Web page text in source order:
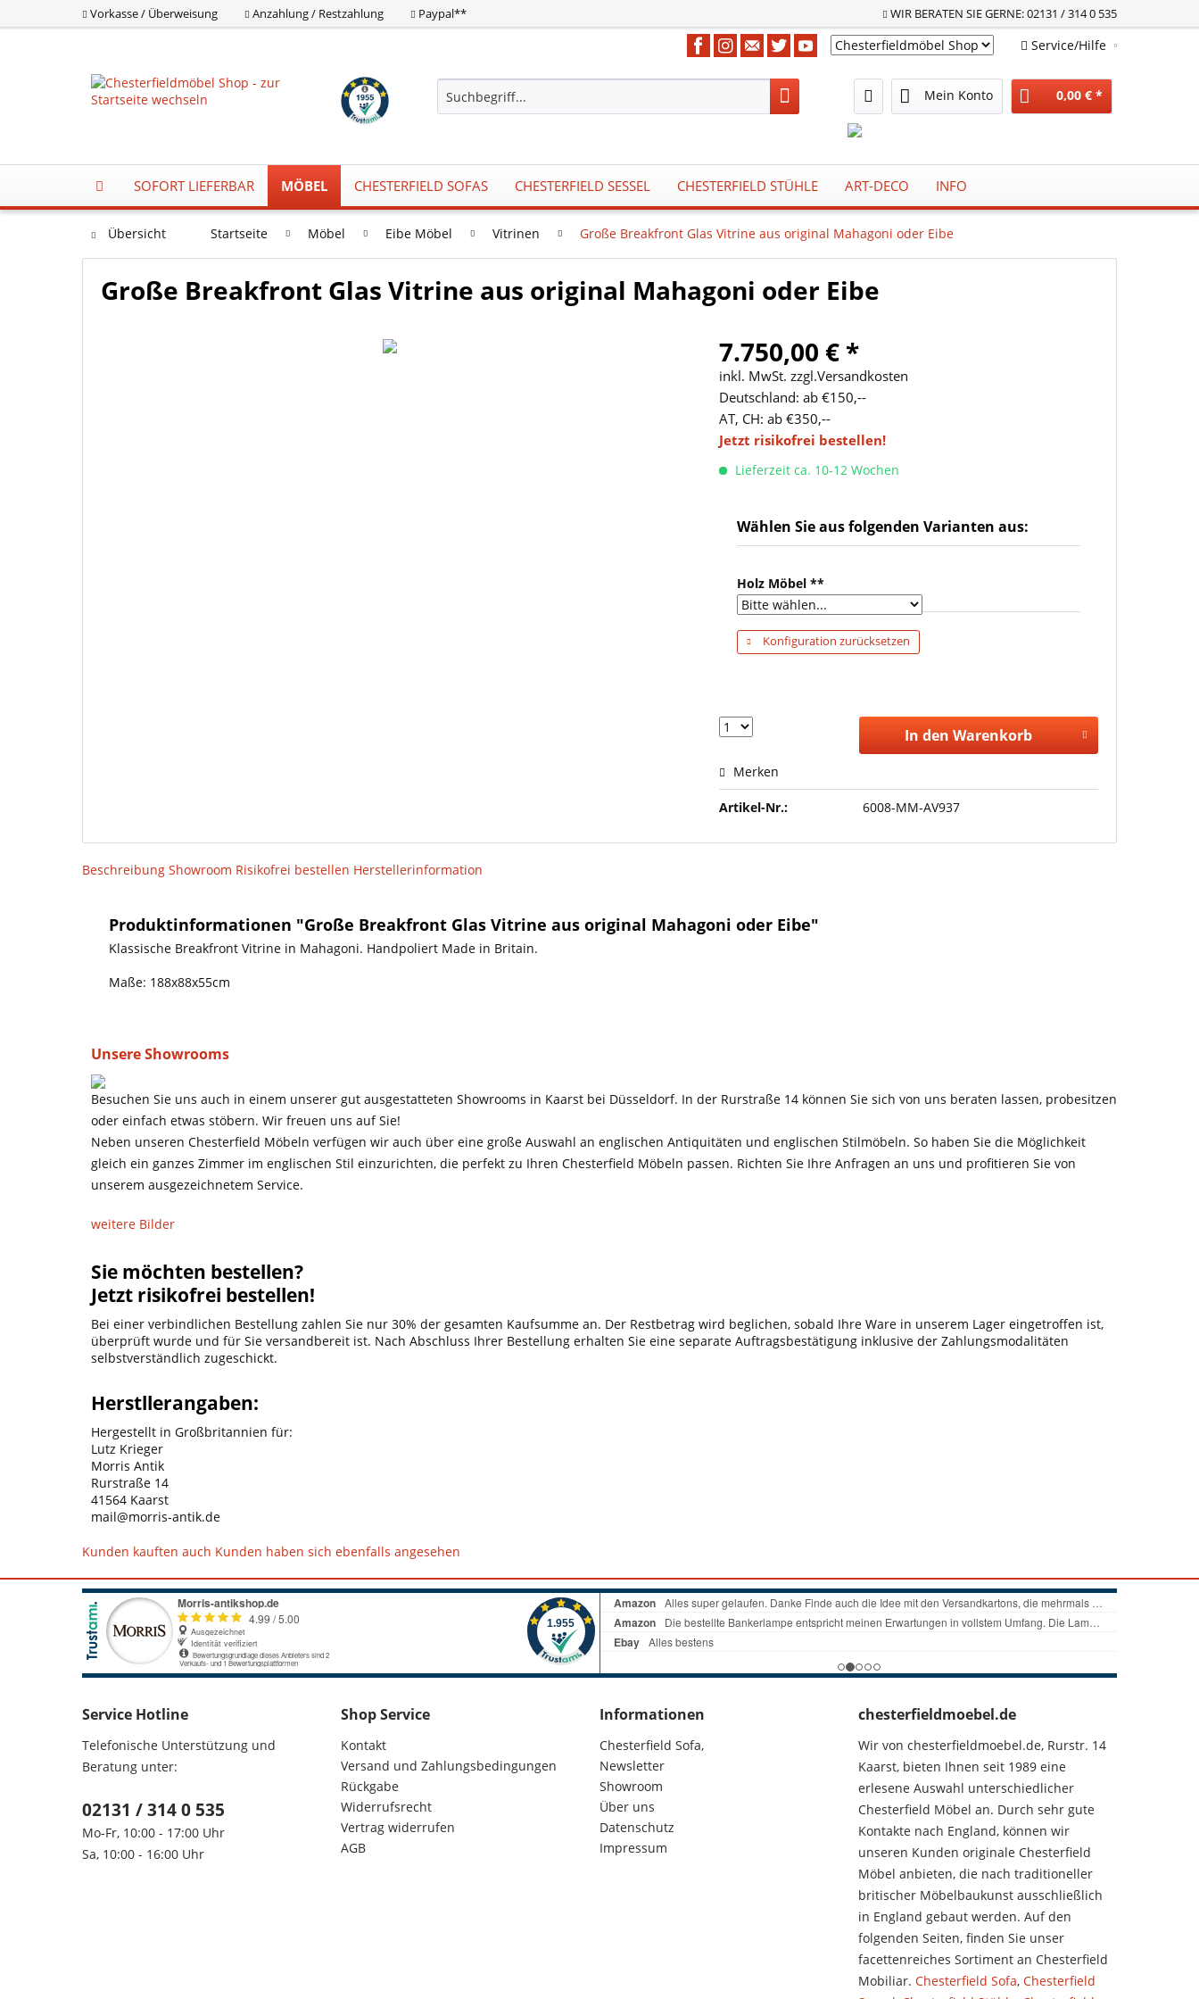
Vorkasse / Überweisung Anzahlung / Restzahlung Paypal** WIR BERATEN SIE GERNE: 02131 / 314 0 535
Chesterfieldmöbel Shop Service/Hilfe
Mein Konto 0,00 € *
SOFORT LIEFERBAR MÖBEL CHESTERFIELD SOFAS CHESTERFIELD SESSEL CHESTERFIELD STÜHLE ART-DECO INFO
Übersicht Startseite Möbel Eibe Möbel Vitrinen Große Breakfront Glas Vitrine aus original Mahagoni oder Eibe
Große Breakfront Glas Vitrine aus original Mahagoni oder Eibe
7.750,00 € *
inkl. MwSt. zzgl.Versandkosten
Deutschland: ab €150,--
AT, CH: ab €350,--
Jetzt risikofrei bestellen!
Lieferzeit ca. 10-12 Wochen
Wählen Sie aus folgenden Varianten aus:
Holz Möbel **
Konfiguration zurücksetzen
In den Warenkorb
Merken
Artikel-Nr.: 6008-MM-AV937
Beschreibung Showroom Risikofrei bestellen Herstellerinformation
Produktinformationen "Große Breakfront Glas Vitrine aus original Mahagoni oder Eibe"
Klassische Breakfront Vitrine in Mahagoni. Handpoliert Made in Britain.
Maße: 188x88x55cm
Unsere Showrooms
Besuchen Sie uns auch in einem unserer gut ausgestatteten Showrooms in Kaarst bei Düsseldorf. In der Rurstraße 14 können Sie sich von uns beraten lassen, probesitzen
oder einfach etwas stöbern. Wir freuen uns auf Sie!
Neben unseren Chesterfield Möbeln verfügen wir auch über eine große Auswahl an englischen Antiquitäten und englischen Stilmöbeln. So haben Sie die Möglichkeit
gleich ein ganzes Zimmer im englischen Stil einzurichten, die perfekt zu Ihren Chesterfield Möbeln passen. Richten Sie Ihre Anfragen an uns und profitieren Sie von
unserem ausgezeichnetem Service.
weitere Bilder
Sie möchten bestellen?
Jetzt risikofrei bestellen!
Bei einer verbindlichen Bestellung zahlen Sie nur 30% der gesamten Kaufsumme an. Der Restbetrag wird beglichen, sobald Ihre Ware in unserem Lager eingetroffen ist,
überprüft wurde und für Sie versandbereit ist. Nach Abschluss Ihrer Bestellung erhalten Sie eine separate Auftragsbestätigung inklusive der Zahlungsmodalitäten
selbstverständlich zugeschickt.
Herstllerangaben:
Hergestellt in Großbritannien für:
Lutz Krieger
Morris Antik
Rurstraße 14
41564 Kaarst
mail@morris-antik.de
Kunden kauften auch Kunden haben sich ebenfalls angesehen
Service Hotline
Telefonische Unterstützung und
Beratung unter:
02131 / 314 0 535
Mo-Fr, 10:00 - 17:00 Uhr
Sa, 10:00 - 16:00 Uhr
Shop Service
Kontakt
Versand und Zahlungsbedingungen
Rückgabe
Widerrufsrecht
Vertrag widerrufen
AGB
Informationen
Chesterfield Sofa,
Newsletter
Showroom
Über uns
Datenschutz
Impressum
chesterfieldmoebel.de
Wir von chesterfieldmoebel.de, Rurstr. 14
Kaarst, bieten Ihnen seit 1989 eine
erlesene Auswahl unterschiedlicher
Chesterfield Möbel an. Durch sehr gute
Kontakte nach England, können wir
unseren Kunden originale Chesterfield
Möbel anbieten, die nach traditioneller
britischer Möbelbaukunst ausschließlich
in England gebaut werden. Auf den
folgenden Seiten, finden Sie unser
facettenreiches Sortiment an Chesterfield
Mobiliar. Chesterfield Sofa, Chesterfield